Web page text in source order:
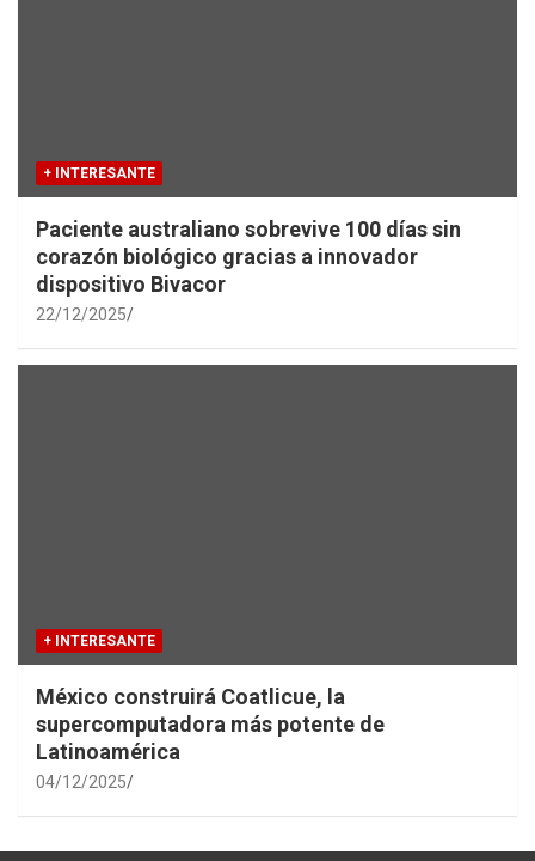
+ INTERESANTE
Paciente australiano sobrevive 100 días sin
corazón biológico gracias a innovador
dispositivo Bivacor
22/12/2025
+ INTERESANTE
México construirá Coatlicue, la
supercomputadora más potente de
Latinoamérica
04/12/2025